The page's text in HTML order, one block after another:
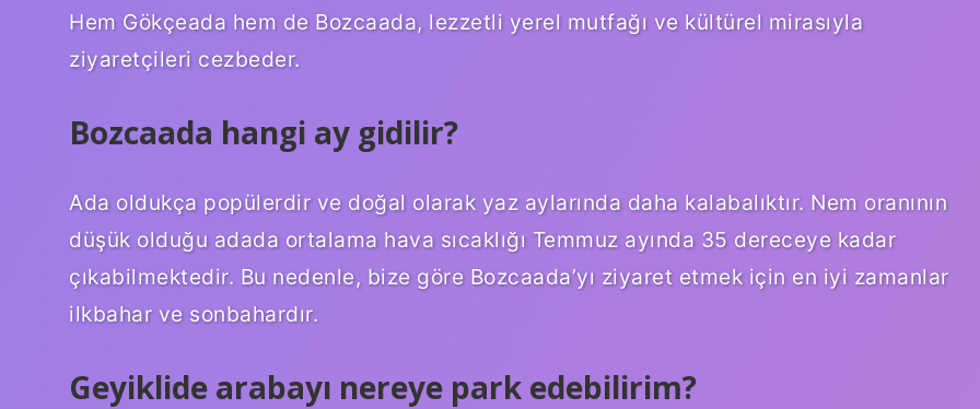
Hem Gökçeada hem de Bozcaada, lezzetli yerel mutfağı ve kültürel mirasıyla
ziyaretçileri cezbeder.
Bozcaada hangi ay gidilir?
Ada oldukça popülerdir ve doğal olarak yaz aylarında daha kalabalıktır. Nem oranının
düşük olduğu adada ortalama hava sıcaklığı Temmuz ayında 35 dereceye kadar
çıkabilmektedir. Bu nedenle, bize göre Bozcaada’yı ziyaret etmek için en iyi zamanlar
ilkbahar ve sonbahardır.
Geyiklide arabayı nereye park edebilirim?